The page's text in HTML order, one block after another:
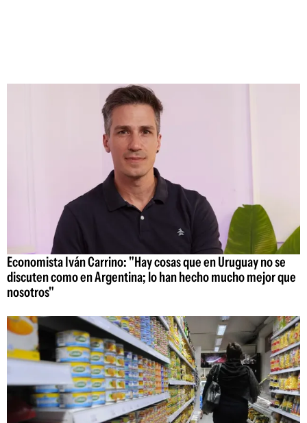
Economista Iván Carrino: "Hay cosas que en Uruguay no se
discuten como en Argentina; lo han hecho mucho mejor que
nosotros"